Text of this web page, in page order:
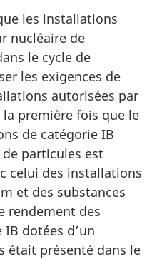
les installations
nucléaire de
le cycle de
les exigences de
autorisées par
la première fois que le
de catégorie IB
particules est
celui des installations
et des substances
rendement des
dotées d’un
était présenté dans le